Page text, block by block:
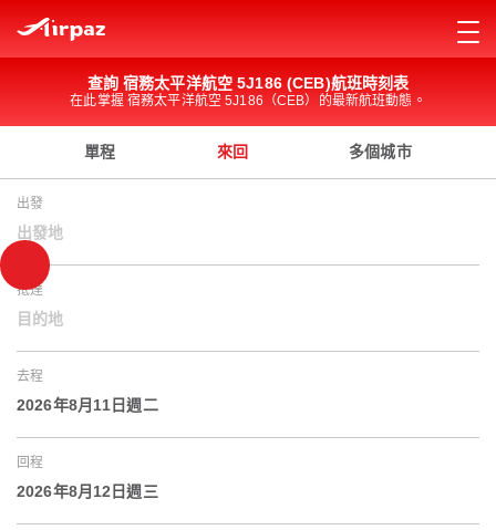
查詢 宿務太平洋航空 5J186 (CEB)航班時刻表
在此掌握 宿務太平洋航空 5J186（CEB）的最新航班動態。
單程 來回 多個城市
出發
出發地
抵達
目的地
去程
2026年8月11日週二
回程
2026年8月12日週三